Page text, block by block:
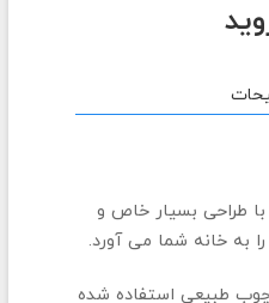
با طراحی بسیار خاص و
به خانه شما می آورد.
طبیعی استفاده شده